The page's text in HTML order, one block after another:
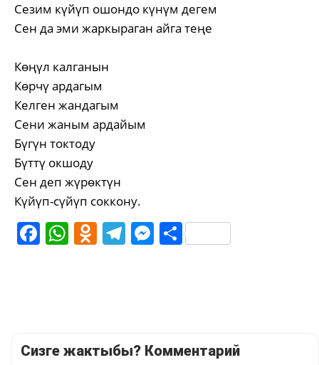
Сезим күйүп ошондо күнүм дегем
Сен да эми жаркыраган айга теңе
Көңүл калганын
Көрчү ардагым
Келген жандагым
Сени жаным ардайым
Бүгүн токтоду
Бүттү окшоду
Сен деп жүрөктүн
Күйүп-сүйүп соккону.
Facebook
WhatsApp
Odnoklassniki
Telegram
Messenger
Share
Сизге жактыбы? Комментарий